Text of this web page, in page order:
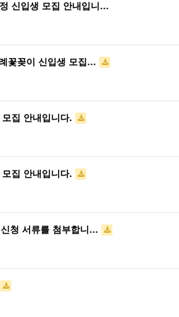
신입생 모집 안내입니…
꽃꽂이 신입생 모집…
집 안내입니다.
집 안내입니다.
청 서류를 첨부합니…